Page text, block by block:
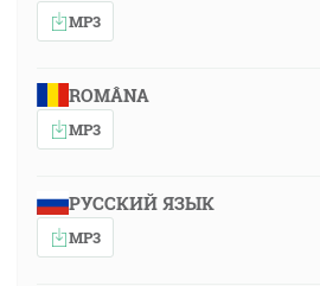
MP3
ROMÂNA
MP3
РУССКИЙ ЯЗЫК
MP3